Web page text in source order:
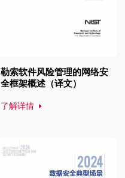
勒索软件风险管理的网络安
全框架概述（译文）
了解详情